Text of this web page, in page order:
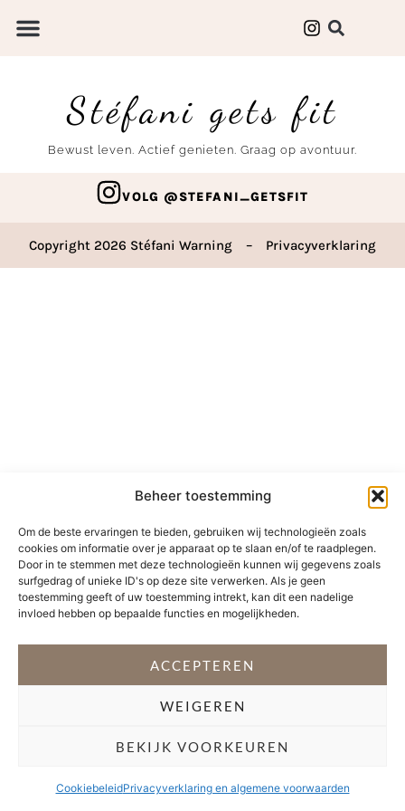
Beheer toestemming
Om de beste ervaringen te bieden, gebruiken wij technologieën zoals
cookies om informatie over je apparaat op te slaan en/of te raadplegen.
Door in te stemmen met deze technologieën kunnen wij gegevens zoals
surfgedrag of unieke ID's op deze site verwerken. Als je geen
toestemming geeft of uw toestemming intrekt, kan dit een nadelige
invloed hebben op bepaalde functies en mogelijkheden.
ACCEPTEREN
WEIGEREN
BEKIJK VOORKEUREN
CookiebeleidPrivacyverklaring en algemene voorwaarden
Stéfani gets fit
Bewust leven. Actief genieten. Graag op avontuur.
VOLG @STEFANI_GETSFIT
Copyright 2026 Stéfani Warning – Privacyverklaring